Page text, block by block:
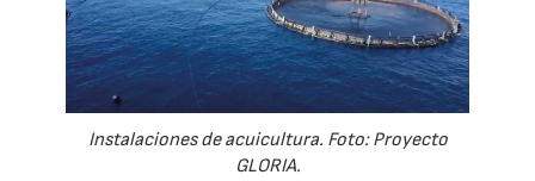
Instalaciones de acuicultura. Foto: Proyecto
GLORIA.